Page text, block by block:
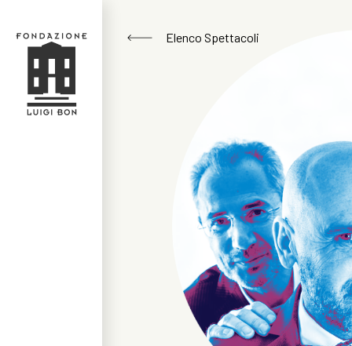
Elenco Spettacoli